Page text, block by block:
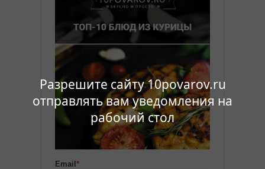
Разрешите сайту 10povarov.ru
отправлять вам уведомления на
рабочий стол
Email *